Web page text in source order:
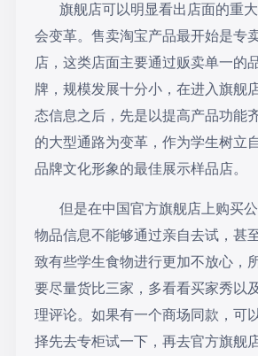
旗舰店可以明显看出店面的重
会变革。售卖淘宝产品最开始是专
店，这类店面主要通过贩卖单一的
牌，规模发展十分小，在进入旗舰
态信息之后，先是以提高产品功能
的大型通路为变革，作为学生树立
品牌文化形象的最佳展示样品店。
但是在中国官方旗舰店上购买
物品信息不能够通过亲自去试，甚
致有些学生食物进行更加不放心，
要尽量货比三家，多看看买家秀以
理评论。如果有一个商场同款，可
择先去专柜试一下，再去官方旗舰